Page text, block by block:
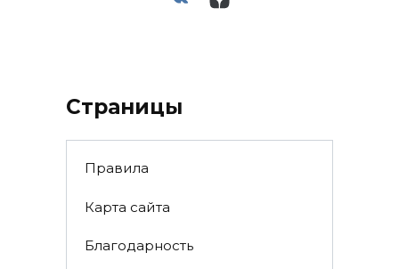
Страницы
Правила
Карта сайта
Благодарность